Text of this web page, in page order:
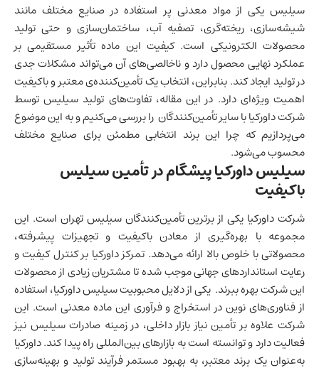
سیلیس یکی از مواد معدنی پر استفاده در صنایع مختلف مانند
شیشه‌سازی، ریخته‌گری، تصفیه آب، ساختمان‌سازی و حتی تولید
محصولات الکترونیکی است. کیفیت این ماده تأثیر مستقیمی بر
عملکرد نهایی محصول دارد و ناخالصی‌های آن می‌تواند مشکلات جدی
در تولید ایجاد کند. بنابراین، انتخاب یک تأمین‌کننده‌ی معتبر و باکیفیت
اهمیت ویژه‌ای دارد. در این مقاله، تفاوت‌های تولید سیلیستوسط
شرکت داورکیا با سایر تأمین‌کنندگان را بررسی می‌کنیم و به این موضوع
می‌پردازیم که چرا این برند انتخابی مطمئن برای صنایع مختلف
محسوب می‌شود.
سیلیس داورکیا پیشگام در تأمین سیلیس
باکیفیت
شرکت داورکیا یکی از برترین تأمین‌کنندگانسیلیس تهران است. این
مجموعه با بهره‌گیری از معادن باکیفیت و تجهیزات پیشرفته،
محصولاتی با خلوص بالا ارائه می‌دهد. تمرکز داورکیا بر کنترل کیفیت و
رعایت استانداردهای جهانی موجب شده تا مشتریان زیادی از محصولات
این شرکت بهره ببرند. یکی از دلایل محبوبیت سیلیس داورکیا، استفاده
از فناوری‌های نوین در استخراج و فرآوری این ماده معدنی است. این
شرکت علاوه بر تأمین نیاز بازار داخلی، در زمینه صادرات سیلیس نیز
فعالیت دارد و توانسته است به بازارهای بین‌المللی راه پیدا کند. داورکیا
به‌عنوان یک برند معتبر، به بهبود مستمر فرآیند تولید و بهینه‌سازی